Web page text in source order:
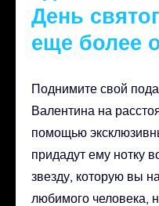
День
еще более
Поднимите свой
Валентина на
помощью
придадут ему нотку
звезду, которую вы
любимого